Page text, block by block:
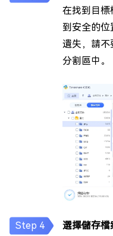
在找到目標
到安全的
遺失，請不
分割區中。
選擇儲存檔